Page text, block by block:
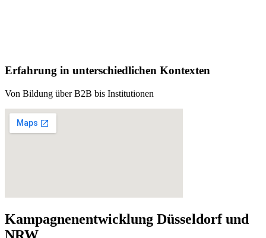
Erfahrung in unterschiedlichen Kontexten
Von Bildung über B2B bis Institutionen
Kampagnenentwicklung Düsseldorf und